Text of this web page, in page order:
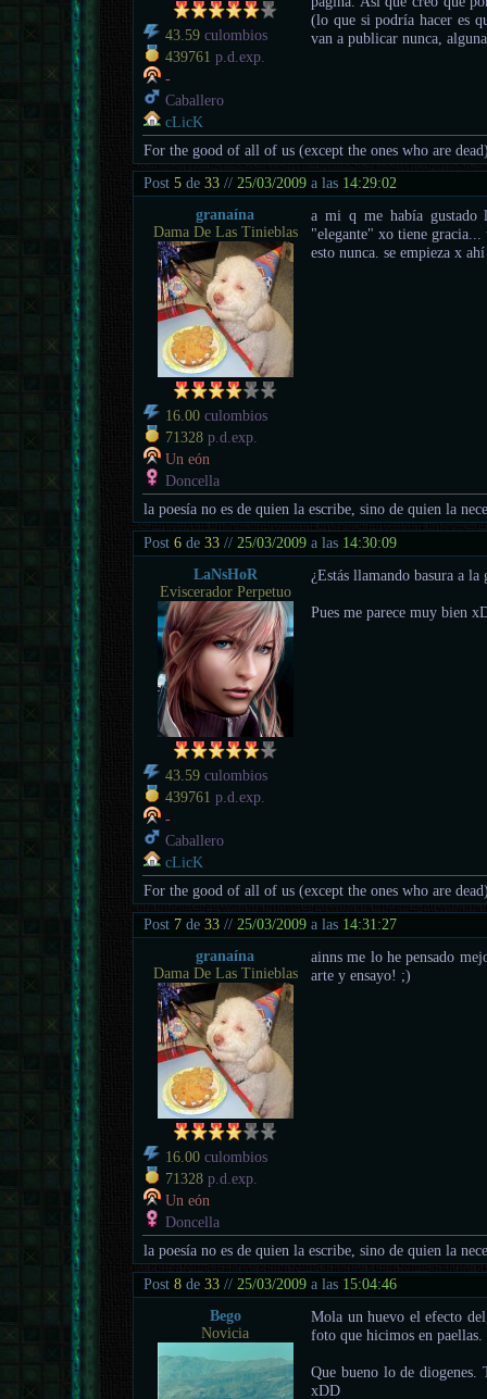
43.59 culombios
439761 p.d.exp.
-
Caballero
cLicK
(lo que si podría hacer es
van a publicar nunca,
For the good of all of us (except the ones who are
Post5 de33 //25/03/2009 a las 14:29:02
granaína
Dama De Las Tinieblas
16.00 culombios
71328 p.d.exp.
Un eón
Doncella
a mi q me había
"elegante" xo tiene
esto nunca. se empieza x
la poesía no es de quien la escribe, sino de quien la
Post6 de33 //25/03/2009 a las 14:30:09
LaNsHoR
Eviscerador Perpetuo
43.59 culombios
439761 p.d.exp.
-
Caballero
cLicK
¿Estás llamando basura a
Pues me parece muy bien
For the good of all of us (except the ones who are
Post 7 de33 // 25/03/2009 a las 14:31:27
granaína
Dama De Las Tinieblas
16.00 culombios
71328 p.d.exp.
Un eón
Doncella
ainns me lo he pensado
arte y ensayo! ;)
la poesía no es de quien la escribe, sino de quien la
Post8 de33 // 25/03/2009 a las 15:04:46
Bego
Novicia
Mola un huevo el efecto
foto que hicimos en paellas.
Que bueno lo de diogenes.
xDD